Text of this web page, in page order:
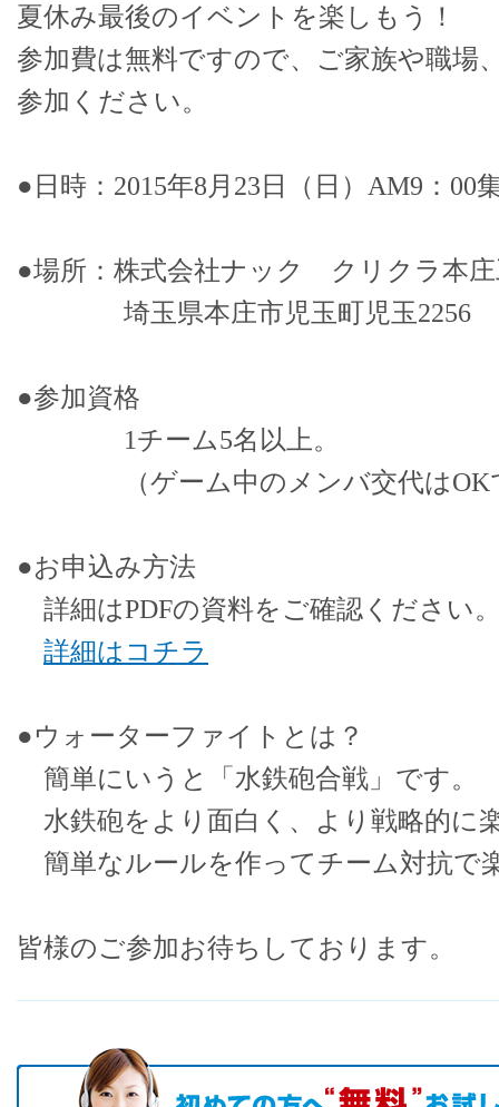
夏休み最後のイベントを楽しもう！
参加費は無料ですので、ご家族や職場
参加ください。
●日時：2015年8月23日（日）AM9：00
●場所：株式会社ナック クリクラ本庄
埼玉県本庄市児玉町児玉2256
●参加資格
1チーム5名以上。
（ゲーム中のメンバ交代はOK
●お申込み方法
詳細はPDFの資料をご確認ください
詳細はコチラ
●ウォーターファイトとは？
簡単にいうと「水鉄砲合戦」です。
水鉄砲をより面白く、より戦略的に
簡単なルールを作ってチーム対抗で
皆様のご参加お待ちしております。